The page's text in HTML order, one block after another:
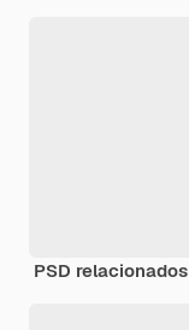
PSD relacionados